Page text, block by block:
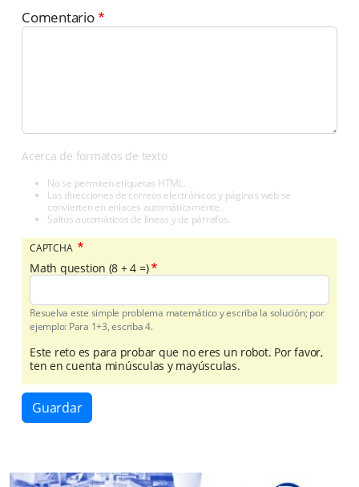
Comentario
Acerca de formatos de texto
No se permiten etiquetas HTML.
Las direcciones de correos electrónicos y páginas web se
convierten en enlaces automáticamente.
Saltos automáticos de líneas y de párrafos.
CAPTCHA
Math question (8 + 4 =)
Resuelva este simple problema matemático y escriba la solución; por
ejemplo: Para 1+3, escriba 4.
Este reto es para probar que no eres un robot. Por favor,
ten en cuenta minúsculas y mayúsculas.
Guardar